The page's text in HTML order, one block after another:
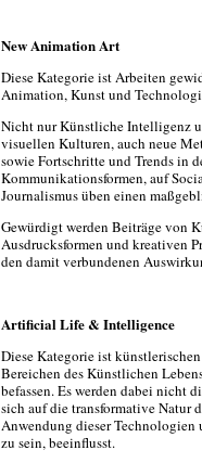
New Animation Art
Diese Kategorie ist Arbeiten
Animation, Kunst und
Nicht nur Künstliche Intelligenz
visuellen Kulturen, auch neue
sowie Fortschritte und Trends in
Kommunikationsformen, auf
Journalismus üben einen
Gewürdigt werden Beiträge von
Ausdrucksformen und kreativen
den damit verbundenen
Artificial Life & Intelligence
Diese Kategorie ist
Bereichen des Künstlichen
befassen. Es werden dabei nicht
sich auf die transformative Natur
Anwendung dieser Technologien
zu sein, beeinflusst.